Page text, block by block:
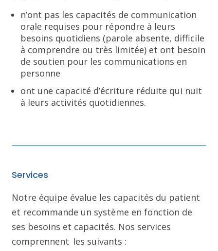
n’ont pas les capacités de communication
orale requises pour répondre à leurs
besoins quotidiens (parole absente, difficile
à comprendre ou très limitée) et ont besoin
de soutien pour les communications en
personne
ont une capacité d’écriture réduite qui nuit
à leurs activités quotidiennes.
Services
Notre équipe évalue les capacités du patient
et recommande un système en fonction de
ses besoins et capacités. Nos services
comprennent les suivants :